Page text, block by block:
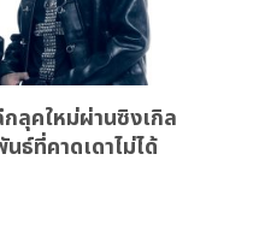
กลุคใหม่ผ่านซิงเกิล
ธ์ที่คาดเดาไม่ได้